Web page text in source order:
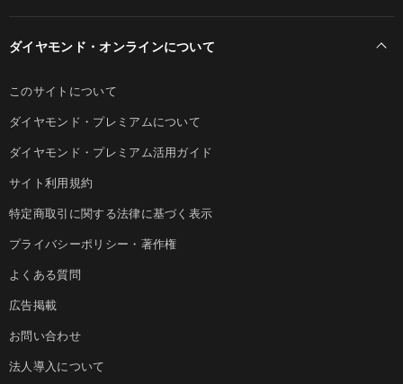
ダイヤモンド・オンラインについて
このサイトについて
ダイヤモンド・プレミアムについて
ダイヤモンド・プレミアム活用ガイド
サイト利用規約
特定商取引に関する法律に基づく表示
プライバシーポリシー・著作権
よくある質問
広告掲載
お問い合わせ
法人導入について